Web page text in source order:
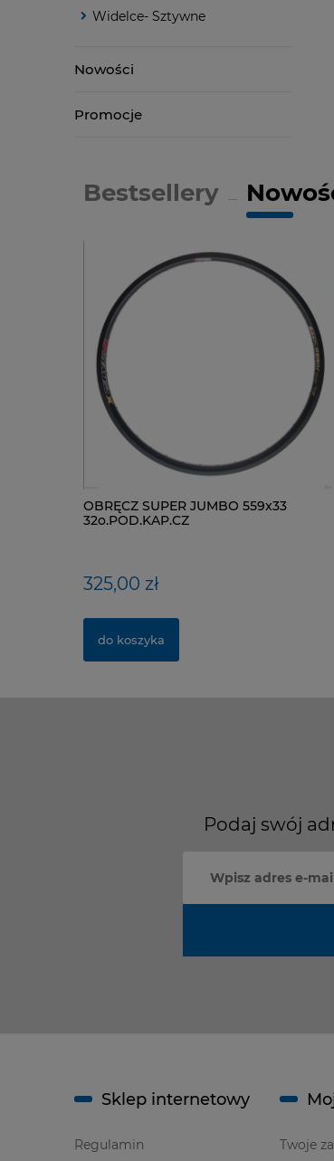
Widelce- Sztywne
Nowości
Promocje
Bestsellery
OBRĘCZ SUPER JUMBO 559x33
32o.POD.KAP.CZ
325,00 zł
do koszyka
Podaj swój
Sklep internetowy
Regulamin
Twoje